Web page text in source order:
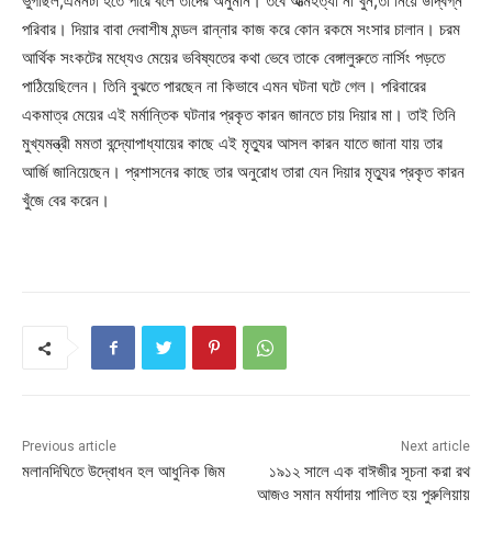
পরিবার। দিয়ার বাবা দেবাশীষ মন্ডল রান্নার কাজ করে কোন রকমে সংসার চালান। চরম
আর্থিক সংকটের মধ্যেও মেয়ের ভবিষ্যতের কথা ভেবে তাকে বেঙ্গালুরুতে নার্সিং পড়তে
পাঠিয়েছিলেন। তিনি বুঝতে পারছেন না কিভাবে এমন ঘটনা ঘটে গেল। পরিবারের
একমাত্র মেয়ের এই মর্মান্তিক ঘটনার প্রকৃত কারন জানতে চায় দিয়ার মা। তাই তিনি
মুখ্যমন্ত্রী মমতা বন্দ্যোপাধ্যায়ের কাছে এই মৃত্যুর আসল কারন যাতে জানা যায় তার
আর্জি জানিয়েছেন। প্রশাসনের কাছে তার অনুরোধ তারা যেন দিয়ার মৃত্যুর প্রকৃত কারন
খুঁজে বের করেন।
Previous article
মলানদিঘিতে উদ্বোধন হল আধুনিক জিম
Next article
১৯১২ সালে এক বাঈজীর সূচনা করা রথ
আজও সমান মর্যাদায় পালিত হয় পুরুলিয়ায়